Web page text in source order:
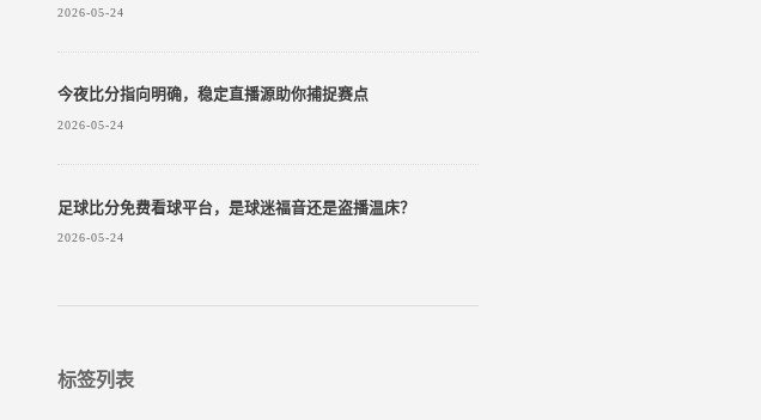
2026-05-24
今夜比分指向明确，稳定直播源助你捕捉赛点
2026-05-24
足球比分免费看球平台，是球迷福音还是盗播温床？
2026-05-24
标签列表